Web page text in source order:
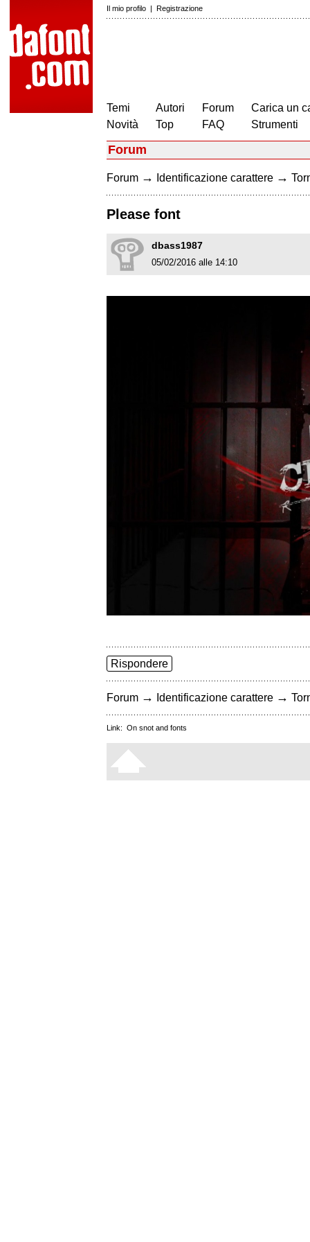
Il mio profilo | Registrazione
Temi
Novità
Autori
Top
Forum
FAQ
Carica un
Strumenti
Forum
Forum → Identificazione carattere →
Please font
dbass1987
05/02/2016 alle 14:10
Rispondere
Forum → Identificazione carattere →
Link: On snot and fonts